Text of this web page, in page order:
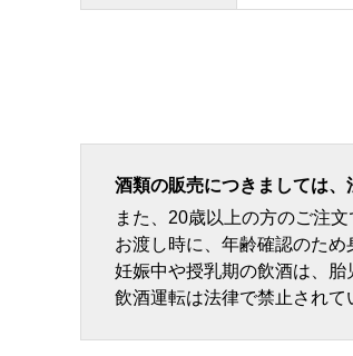
酒類の販売につきましては、
また、20歳以上の方のご注
お渡し時に、年齢確認のため
妊娠中や授乳期の飲酒は、胎
飲酒運転は法律で禁止されて